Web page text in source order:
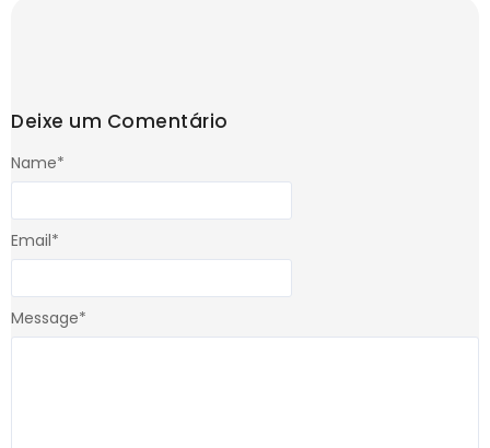
Deixe um Comentário
Message*
Name*
Email*